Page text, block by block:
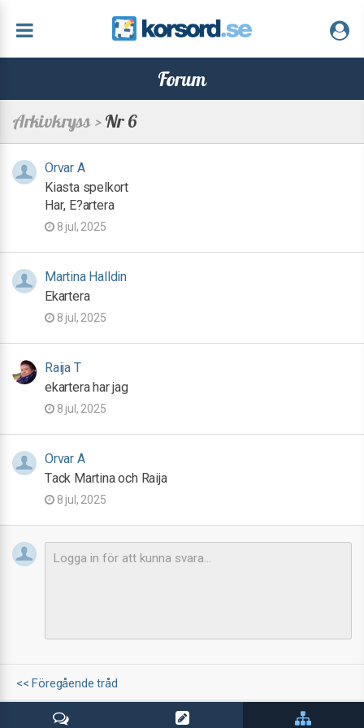
Forum
Arkivkryss >Nr 6
Orvar A
Kiasta spelkort
Har, E?artera
8 jul, 2025
Martina Halldin
Ekartera
8 jul, 2025
Raija T
ekartera har jag
8 jul, 2025
Orvar A
Tack Martina och Raija
8 jul, 2025
<< Föregående tråd